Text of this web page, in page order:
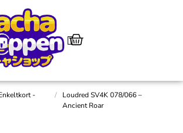
-
/
Loudred SV4K 078/066 –
Ancient Roar